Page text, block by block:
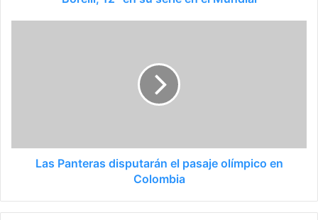
Las Panteras disputarán el pasaje olímpico en
Colombia